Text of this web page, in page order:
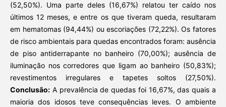
(52,50%). Uma parte deles (16,67%) relatou ter caído nos
últimos 12 meses, e entre os que tiveram queda, resultaram
em hematomas (94,44%) ou escoriações (72,22%). Os fatores
de risco ambientais para quedas encontrados foram: ausência
de piso antiderrapante no banheiro (70,00%); ausência de
iluminação nos corredores que ligam ao banheiro (50,83%);
revestimentos irregulares e tapetes soltos (27,50%).
Conclusão:A prevalência de quedas foi 16,67%, das quais a
maioria dos idosos teve consequências leves. O ambiente